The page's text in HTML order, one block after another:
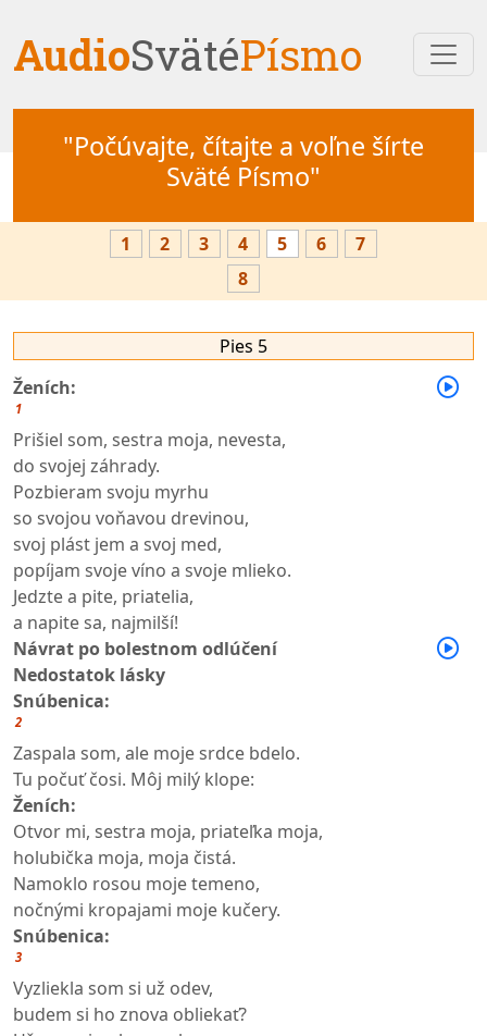
AudioSvätéPísmo
"Počúvajte, čítajte a voľne šírte
Sväté Písmo"
1 2 3 4 5 6
7
8
Pies 5
Ženích:
1
Prišiel som, sestra moja, nevesta,
do svojej záhrady.
Pozbieram svoju myrhu
so svojou voňavou drevinou,
svoj plást jem a svoj med,
popíjam svoje víno a svoje mlieko.
Jedzte a pite, priatelia,
a napite sa, najmilší!
Návrat po bolestnom odlúčení
Nedostatok lásky
Snúbenica:
2
Zaspala som, ale moje srdce bdelo.
Tu počuť čosi. Môj milý klope:
Ženích:
Otvor mi, sestra moja, priateľka moja,
holubička moja, moja čistá.
Namoklo rosou moje temeno,
nočnými kropajami moje kučery.
Snúbenica:
3
Vyzliekla som si už odev,
budem si ho znova obliekať?